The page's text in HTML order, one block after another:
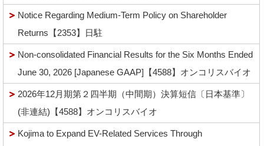
Notice Regarding Medium-Term Policy on Shareholder
Returns【2353】日駐
Non-consolidated Financial Results for the Six Months Ended
June 30, 2026 [Japanese GAAP]【4588】オンコリスバイオ
2026年12月期第２四半期（中間期）決算短信〔日本基準〕
(非連結)【4588】オンコリスバイオ
Kojima to Expand EV-Related Services Through